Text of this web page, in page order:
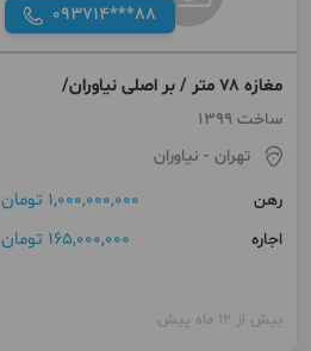
093714***88
مغازه ۷۸ متر / بر اصلی نیاوران/
ساخت 1399
تهران- نیاوران
رهن
1,000,000,000 تومان
اجاره 165,000,000 تومان
بیش از 12 ماه پیش